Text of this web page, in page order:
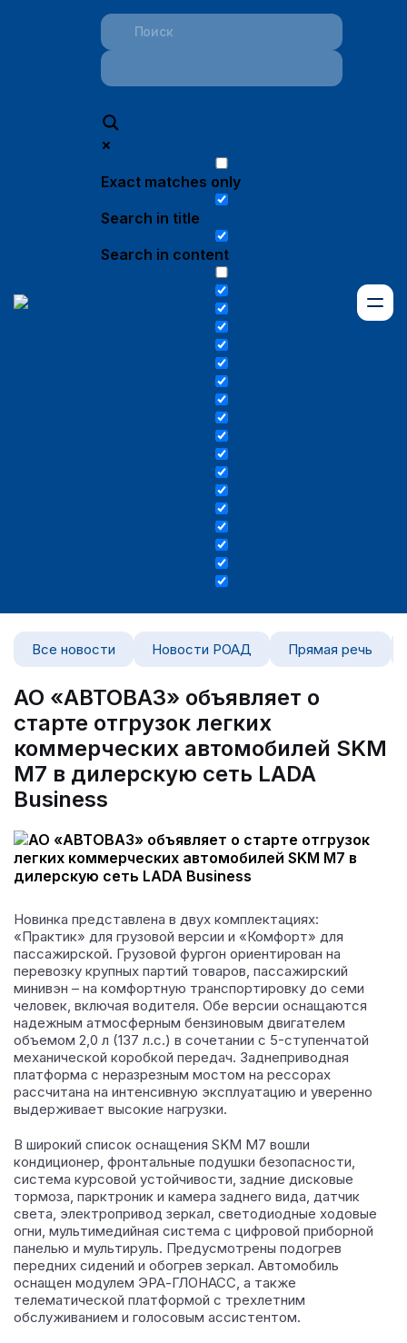
Exact matches only
Search in title
Search in content
Все новости Новости РОАД Прямая речь
АО «АВТОВАЗ» объявляет о
старте отгрузок легких
коммерческих автомобилей SKM
М7 в дилерскую сеть LADA
Business
Новинка представлена в двух комплектациях:
«Практик» для грузовой версии и «Комфорт» для
пассажирской. Грузовой фургон ориентирован на
перевозку крупных партий товаров, пассажирский
минивэн – на комфортную транспортировку до семи
человек, включая водителя. Обе версии оснащаются
надежным атмосферным бензиновым двигателем
объемом 2,0 л (137 л.с.) в сочетании с 5-ступенчатой
механической коробкой передач. Заднеприводная
платформа с неразрезным мостом на рессорах
рассчитана на интенсивную эксплуатацию и уверенно
выдерживает высокие нагрузки.
В широкий список оснащения SKM M7 вошли
кондиционер, фронтальные подушки безопасности,
система курсовой устойчивости, задние дисковые
тормоза, парктроник и камера заднего вида, датчик
света, электропривод зеркал, светодиодные ходовые
огни, мультимедийная система с цифровой приборной
панелью и мультируль. Предусмотрены подогрев
передних сидений и обогрев зеркал. Автомобиль
оснащен модулем ЭРА-ГЛОНАСС, а также
телематической платформой с трехлетним
обслуживанием и голосовым ассистентом.